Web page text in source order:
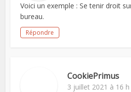
Voici un exemple : Se tenir droit
bureau.
Répondre
CookiePrimus
3 juillet 2021 à 16